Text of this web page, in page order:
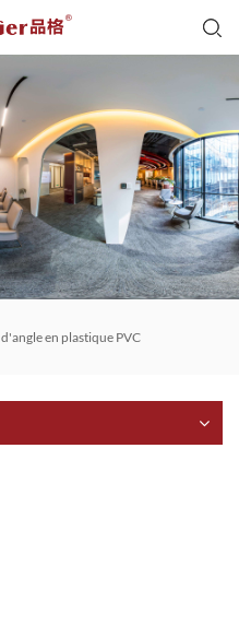
en plastique PVC